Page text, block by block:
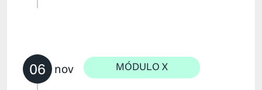
06 nov MÓDULO X